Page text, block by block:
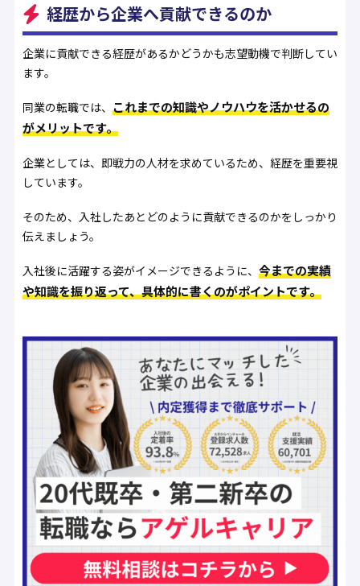
経歴から企業へ貢献できるのか
企業に貢献できる経歴があるかどうかも志望動機で判断してい
ます。
同業の転職では、 これまでの知識やノウハウを活かせるの
がメリットです。
企業としては、即戦力の人材を求めているため、経歴を重要視
しています。
そのため、入社したあとどのように貢献できるのかをしっかり
伝えましょう。
入社後に活躍する姿がイメージできるように、 今までの実績
や知識を振り返って、具体的に書くのがポイントです。